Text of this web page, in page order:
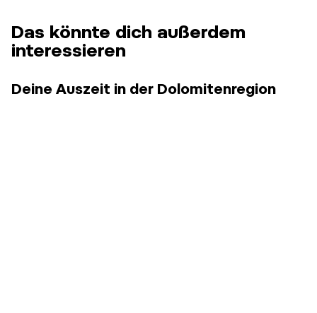
Das könnte dich außerdem
interessieren
Deine Auszeit in der Dolomitenregion